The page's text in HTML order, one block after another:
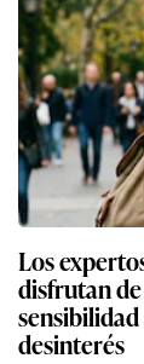
Los
disfrutan
desinterés